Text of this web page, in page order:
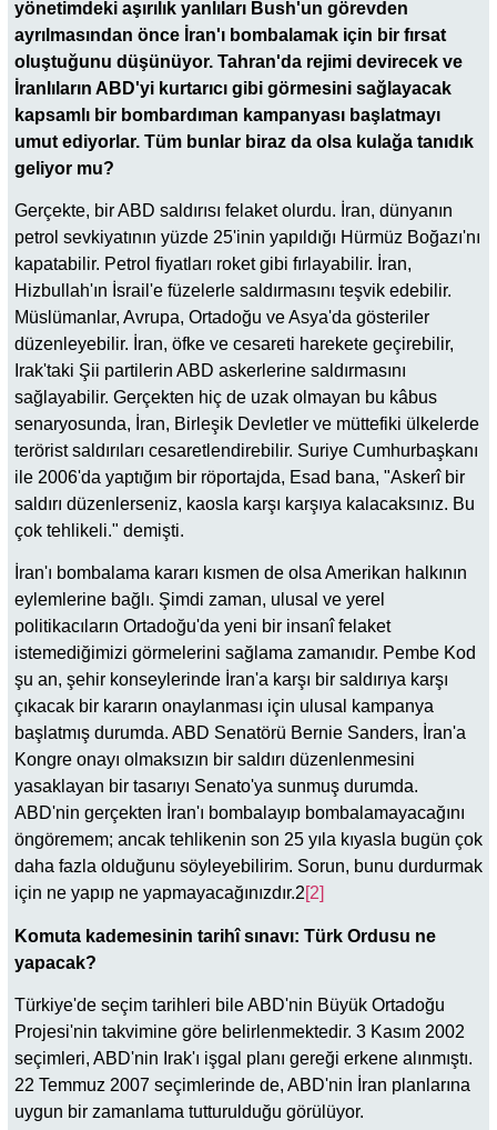
yönetimdeki aşırılık yanlıları Bush'un görevden
ayrılmasından önce İran'ı bombalamak için bir fırsat
oluştuğunu düşünüyor. Tahran'da rejimi devirecek ve
İranlıların ABD'yi kurtarıcı gibi görmesini sağlayacak
kapsamlı bir bombardıman kampanyası başlatmayı
umut ediyorlar. Tüm bunlar biraz da olsa kulağa tanıdık
geliyor mu?
Gerçekte, bir ABD saldırısı felaket olurdu. İran, dünyanın
petrol sevkiyatının yüzde 25'inin yapıldığı Hürmüz Boğazı'nı
kapatabilir. Petrol fiyatları roket gibi fırlayabilir. İran,
Hizbullah'ın İsrail'e füzelerle saldırmasını teşvik edebilir.
Müslümanlar, Avrupa, Ortadoğu ve Asya'da gösteriler
düzenleyebilir. İran, öfke ve cesareti harekete geçirebilir,
Irak'taki Şii partilerin ABD askerlerine saldırmasını
sağlayabilir. Gerçekten hiç de uzak olmayan bu kâbus
senaryosunda, İran, Birleşik Devletler ve müttefiki ülkelerde
terörist saldırıları cesaretlendirebilir. Suriye Cumhurbaşkanı
ile 2006'da yaptığım bir röportajda, Esad bana, "Askerî bir
saldırı düzenlerseniz, kaosla karşı karşıya kalacaksınız. Bu
çok tehlikeli." demişti.
İran'ı bombalama kararı kısmen de olsa Amerikan halkının
eylemlerine bağlı. Şimdi zaman, ulusal ve yerel
politikacıların Ortadoğu'da yeni bir insanî felaket
istemediğimizi görmelerini sağlama zamanıdır. Pembe Kod
şu an, şehir konseylerinde İran'a karşı bir saldırıya karşı
çıkacak bir kararın onaylanması için ulusal kampanya
başlatmış durumda. ABD Senatörü Bernie Sanders, İran'a
Kongre onayı olmaksızın bir saldırı düzenlenmesini
yasaklayan bir tasarıyı Senato'ya sunmuş durumda.
ABD'nin gerçekten İran'ı bombalayıp bombalamayacağını
öngöremem; ancak tehlikenin son 25 yıla kıyasla bugün çok
daha fazla olduğunu söyleyebilirim. Sorun, bunu durdurmak
için ne yapıp ne yapmayacağınızdır.2[2]
Komuta kademesinin tarihî sınavı: Türk Ordusu ne
yapacak?
Türkiye'de seçim tarihleri bile ABD'nin Büyük Ortadoğu
Projesi'nin takvimine göre belirlenmektedir. 3 Kasım 2002
seçimleri, ABD'nin Irak'ı işgal planı gereği erkene alınmıştı.
22 Temmuz 2007 seçimlerinde de, ABD'nin İran planlarına
uygun bir zamanlama tutturulduğu görülüyor.